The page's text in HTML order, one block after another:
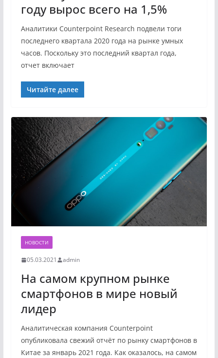
году вырос всего на 1,5%
Аналитики Counterpoint Research подвели тоги
последнего квартала 2020 года на рынке умных
часов. Поскольку это последний квартал года,
отчет включает
Читайте далее
НОВОСТИ
05.03.2021 admin
На самом крупном рынке
смартфонов в мире новый
лидер
Аналитическая компания Counterpoint
опубликовала свежий отчёт по рынку смартфонов в
Китае за январь 2021 года. Как оказалось, на самом